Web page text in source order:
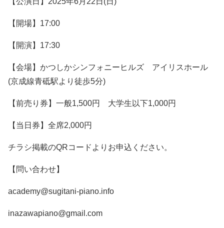
【開場】17:00
【開演】17:30
【会場】かつしかシンフォニーヒルズ アイリスホール
(京成線青砥駅より徒歩5分)
【前売り券】一般1,500円 大学生以下1,000円
【当日券】全席2,000円
チラシ掲載のQRコードよりお申込ください。
【問い合わせ】
academy@sugitani-piano.info
inazawapiano@gmail.com